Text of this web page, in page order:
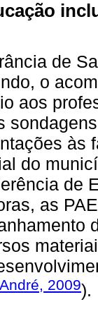
de
o
aos
às
do
de
as
2009).